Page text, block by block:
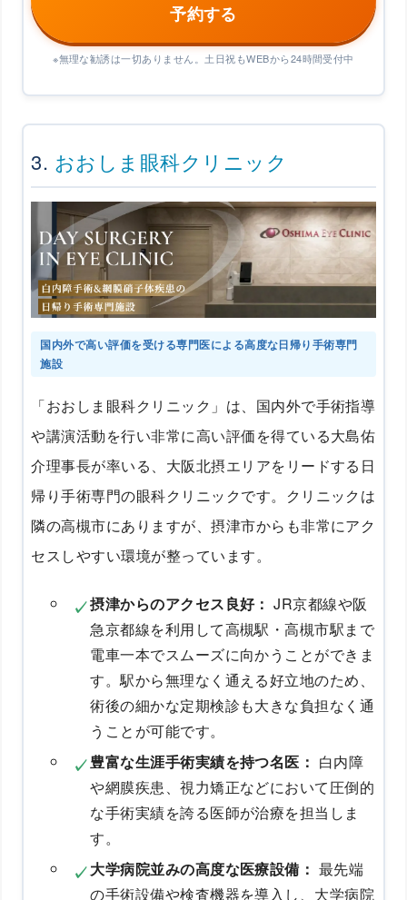
予約する
※無理な勧誘は一切ありません。土日祝もWEBから24時間受付中
3. おおしま眼科クリニック
国内外で高い評価を受ける専門医による高度な日帰り手術専門
施設
「おおしま眼科クリニック」は、国内外で手術指導
や講演活動を行い非常に高い評価を得ている大島佑
介理事長が率いる、大阪北摂エリアをリードする日
帰り手術専門の眼科クリニックです。クリニックは
隣の高槻市にありますが、摂津市からも非常にアク
セスしやすい環境が整っています。
摂津からのアクセス良好： JR京都線や阪
急京都線を利用して高槻駅・高槻市駅まで
電車一本でスムーズに向かうことができま
す。駅から無理なく通える好立地のため、
術後の細かな定期検診も大きな負担なく通
うことが可能です。
豊富な生涯手術実績を持つ名医： 白内障
や網膜疾患、視力矯正などにおいて圧倒的
な手術実績を誇る医師が治療を担当しま
す。
大学病院並みの高度な医療設備： 最先端
の手術設備や検査機器を導入し、大学病院